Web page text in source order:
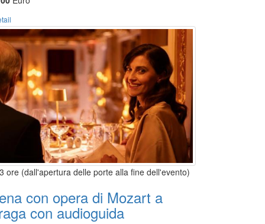
ore (dall'apertura delle porte alla fine dell'evento)
con opera di Mozart a
con audioguida